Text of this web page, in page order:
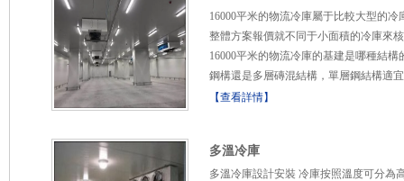
整體方案報價？
16000平米的物流冷庫屬于比較大型的冷
整體方案報價就不同于小面積的冷庫來
16000平米的物流冷庫的基建是哪種結構
鋼構還是多層磚混結構，單層鋼結構適
充裕、但預算受限的情況。多層磚混結
【查看詳情】
多溫冷庫
多溫冷庫設計安裝 冷庫按照溫度可分為